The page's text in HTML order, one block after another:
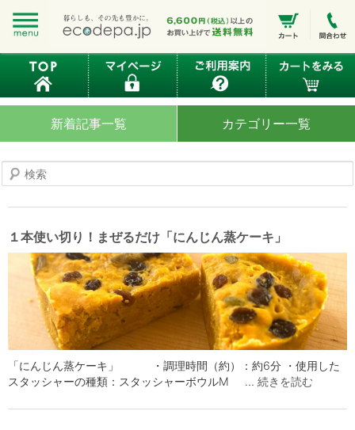
新着記事一覧 カテゴリー一覧
検
索
１本使い切り！まぜるだけ「にんじん蒸ケーキ」
「にんじん蒸ケーキ」 ・調理時間（約）：約6分 ・使用した
スタッシャーの種類：スタッシャーボウルМ … 続きを読む